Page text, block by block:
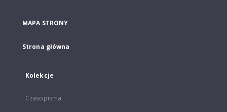
MAPA STRONY
Strona główna
Kolekcje
Czasopisma